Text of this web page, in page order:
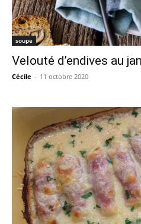
soupe
Velouté d’endives au
Cécile - 11 octobre 2020